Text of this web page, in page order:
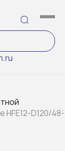
HFE12-D120/48-